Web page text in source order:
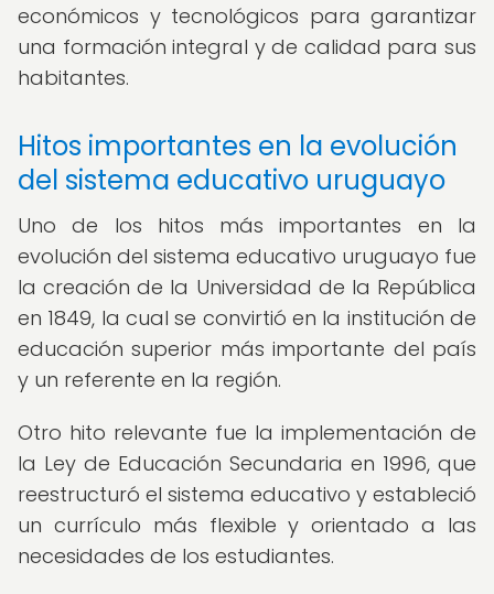
económicos y tecnológicos para garantizar
una formación integral y de calidad para sus
habitantes.
Hitos importantes en la evolución
del sistema educativo uruguayo
Uno de los hitos más importantes en la
evolución del sistema educativo uruguayo fue
la creación de la Universidad de la República
en 1849, la cual se convirtió en la institución de
educación superior más importante del país
y un referente en la región.
Otro hito relevante fue la implementación de
la Ley de Educación Secundaria en 1996, que
reestructuró el sistema educativo y estableció
un currículo más flexible y orientado a las
necesidades de los estudiantes.